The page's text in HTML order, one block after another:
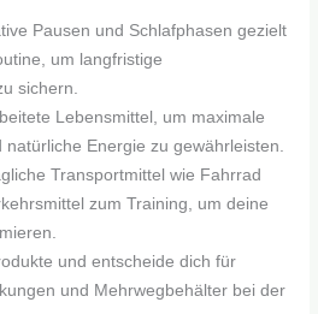
Pausen und Schlafphasen gezielt
um langfristige
sichern.
Lebensmittel, um maximale
natürliche Energie zu gewährleisten.
Transportmittel wie Fahrrad
zum Training, um deine
und entscheide dich für
und Mehrwegbehälter bei der